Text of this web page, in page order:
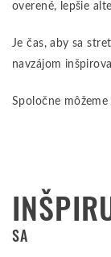
overené, lepšie
Je čas, aby sa
navzájom
Spoločne
SA